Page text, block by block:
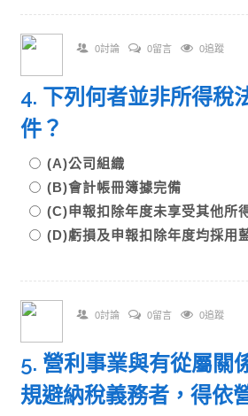
0討論 0留言 0追蹤
4. 下列何者並非所得稅
件？
(A)公司組織
(B)會計帳冊簿據完備
(C)申報扣除年度未享受其他所
(D)虧損及申報扣除年度均採用
0討論 0留言 0追蹤
5. 營利事業與有從屬關
規避納稅義務者，得依